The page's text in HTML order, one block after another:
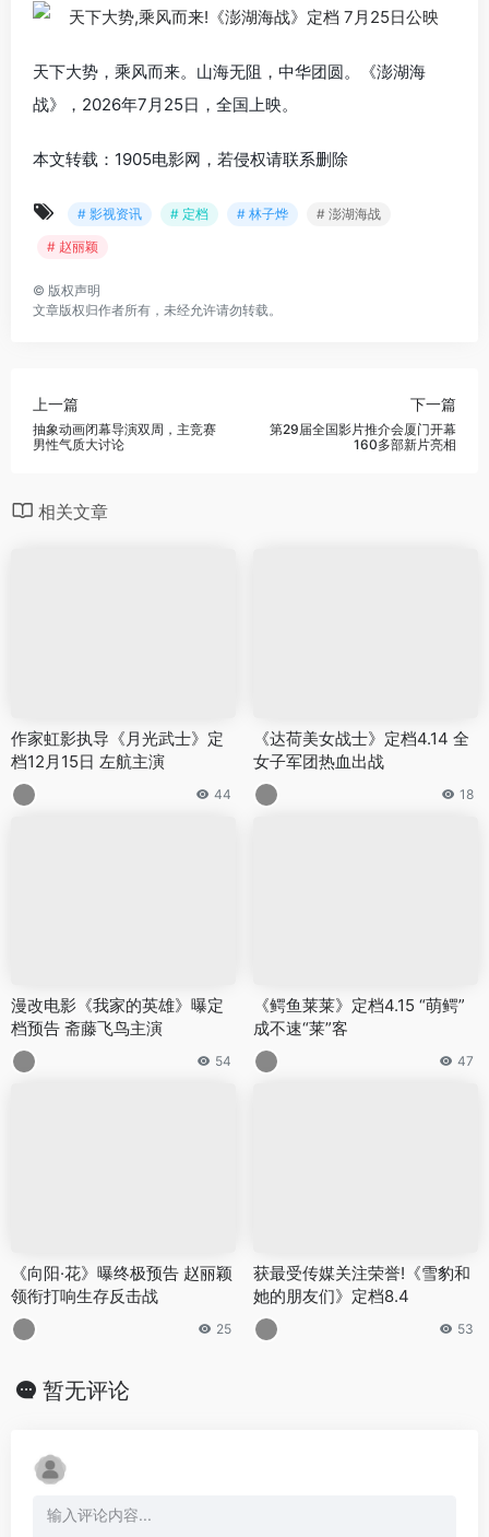
天下大势，乘风而来。山海无阻，中华团圆。《澎湖海
战》，2026年7月25日，全国上映。
本文转载：1905电影网，若侵权请联系删除
# 影视资讯 # 定档 # 林子烨
# 澎湖海战
# 赵丽颖
© 版权声明
文章版权归作者所有，未经允许请勿转载。
上一篇
抽象动画闭幕导演双周，主竞赛
男性气质大讨论
下一篇
第29届全国影片推介会厦门开幕
160多部新片亮相
相关文章
作家虹影执导《月光武士》定
档12月15日 左航主演
44
《达荷美女战士》定档4.14 全
女子军团热血出战
18
漫改电影《我家的英雄》曝定
档预告 斋藤飞鸟主演
54
《鳄鱼莱莱》定档4.15 “萌鳄”
成不速“莱”客
47
《向阳·花》曝终极预告 赵丽颖
领衔打响生存反击战
25
获最受传媒关注荣誉!《雪豹和
她的朋友们》定档8.4
53
暂无评论